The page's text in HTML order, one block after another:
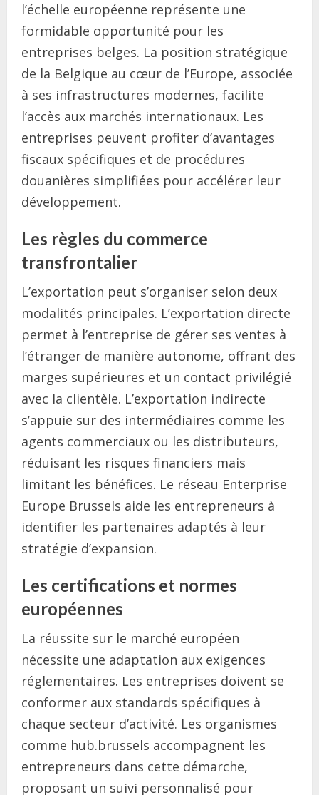
l’échelle européenne représente une
formidable opportunité pour les
entreprises belges. La position stratégique
de la Belgique au cœur de l’Europe, associée
à ses infrastructures modernes, facilite
l’accès aux marchés internationaux. Les
entreprises peuvent profiter d’avantages
fiscaux spécifiques et de procédures
douanières simplifiées pour accélérer leur
développement.
Les règles du commerce
transfrontalier
L’exportation peut s’organiser selon deux
modalités principales. L’exportation directe
permet à l’entreprise de gérer ses ventes à
l’étranger de manière autonome, offrant des
marges supérieures et un contact privilégié
avec la clientèle. L’exportation indirecte
s’appuie sur des intermédiaires comme les
agents commerciaux ou les distributeurs,
réduisant les risques financiers mais
limitant les bénéfices. Le réseau Enterprise
Europe Brussels aide les entrepreneurs à
identifier les partenaires adaptés à leur
stratégie d’expansion.
Les certifications et normes
européennes
La réussite sur le marché européen
nécessite une adaptation aux exigences
réglementaires. Les entreprises doivent se
conformer aux standards spécifiques à
chaque secteur d’activité. Les organismes
comme hub.brussels accompagnent les
entrepreneurs dans cette démarche,
proposant un suivi personnalisé pour